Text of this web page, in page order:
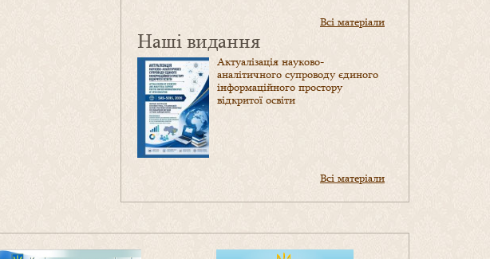
Всі матеріали
Наші видання
Актуалізація науково-
аналітичного супроводу єдиного
інформаційного простору
відкритої освіти
Всі матеріали